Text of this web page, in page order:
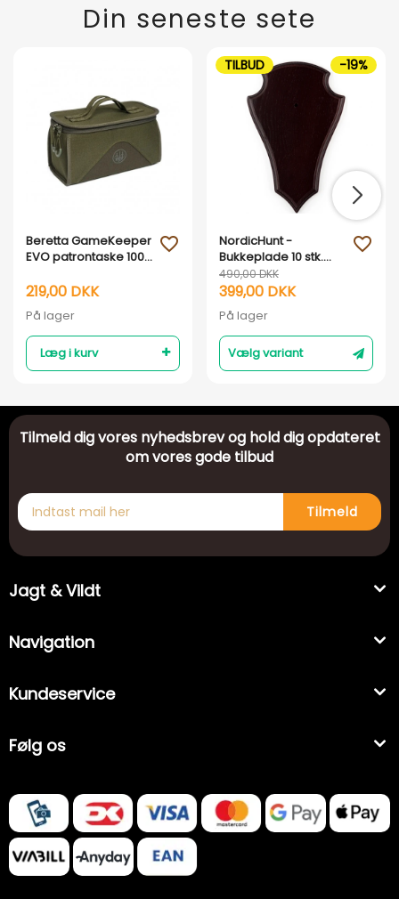
Din seneste sete
Beretta GameKeeper
EVO patrontaske 100 -
219,00 DKK
På lager
Læg i kurv
favorite_outline
NordicHunt -
Bukkeplade 10 stk.
Model 2
490,00 DKK
399,00 DKK
På lager
Vælg variant
favorite_outline
TILBUD -19%
Tilmeld dig vores nyhedsbrev og hold dig opdateret
om vores gode tilbud
Tilmeld
Jagt & Vildt
Navigation
Kundeservice
Følg os